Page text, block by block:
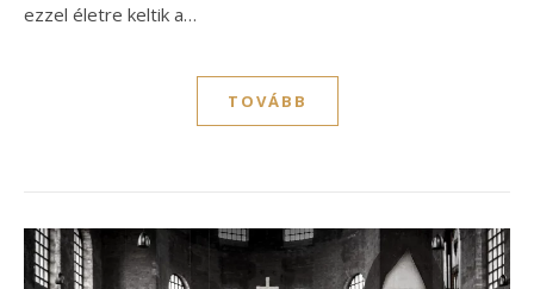
ezzel életre keltik a…
TOVÁBB